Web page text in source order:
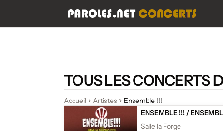
TOUS LES CONCERTS
Accueil Artistes Ensemble !!!
ENSEMBLE !!! /
Salle la Forge